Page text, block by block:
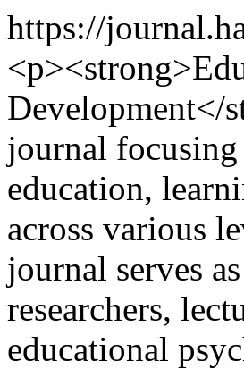
https://
Development</
journal
education,
across various
journal serves
researchers,
educational